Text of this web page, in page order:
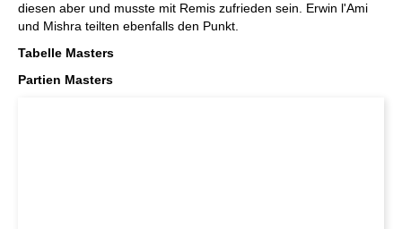
diesen aber und musste mit Remis zufrieden sein. Erwin l'Ami
und Mishra teilten ebenfalls den Punkt.
Tabelle Masters
Partien Masters